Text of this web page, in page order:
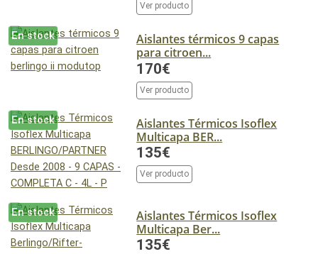
Ver producto
En stock
Aislantes térmicos 9 capas
para citroen...
170€
Ver producto
En stock
Aislantes Térmicos Isoflex
Multicapa BER...
135€
Ver producto
En stock
Aislantes Térmicos Isoflex
Multicapa Ber...
135€